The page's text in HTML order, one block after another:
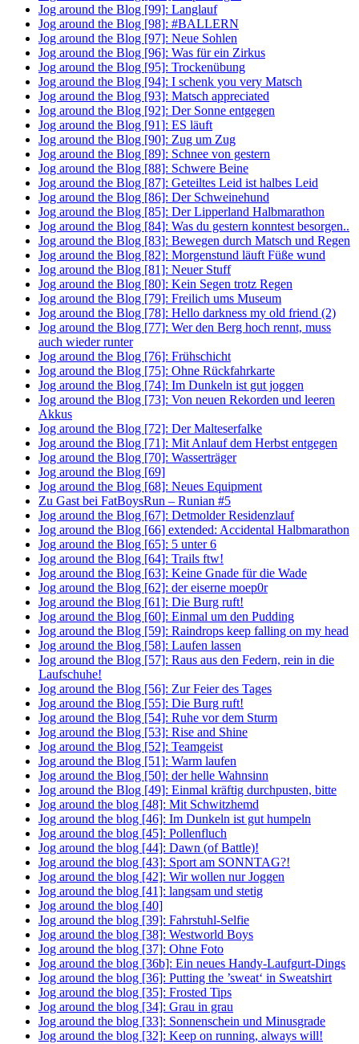
Jog around the Blog [99]: Langlauf
Jog around the Blog [98]: #BALLERN
Jog around the Blog [97]: Neue Sohlen
Jog around the Blog [96]: Was für ein Zirkus
Jog around the Blog [95]: Trockenübung
Jog around the Blog [94]: I schenk you very Matsch
Jog around the Blog [93]: Matsch appreciated
Jog around the Blog [92]: Der Sonne entgegen
Jog around the Blog [91]: ES läuft
Jog around the Blog [90]: Zug um Zug
Jog around the Blog [89]: Schnee von gestern
Jog around the Blog [88]: Schwere Beine
Jog around the Blog [87]: Geteiltes Leid ist halbes Leid
Jog around the Blog [86]: Der Schweinehund
Jog around the Blog [85]: Der Lipperland Halbmarathon
Jog around the Blog [84]: Was du gestern konntest besorgen..
Jog around the Blog [83]: Bewegen durch Matsch und Regen
Jog around the Blog [82]: Morgenstund läuft Füße wund
Jog around the Blog [81]: Neuer Stuff
Jog around the Blog [80]: Kein Segen trotz Regen
Jog around the Blog [79]: Freilich ums Museum
Jog around the Blog [78]: Hello darkness my old friend (2)
Jog around the Blog [77]: Wer den Berg hoch rennt, muss
auch wieder runter
Jog around the Blog [76]: Frühschicht
Jog around the Blog [75]: Ohne Rückfahrkarte
Jog around the Blog [74]: Im Dunkeln ist gut joggen
Jog around the Blog [73]: Von neuen Rekorden und leeren
Akkus
Jog around the Blog [72]: Der Malteserfalke
Jog around the Blog [71]: Mit Anlauf dem Herbst entgegen
Jog around the Blog [70]: Wasserträger
Jog around the Blog [69]
Jog around the Blog [68]: Neues Equipment
Zu Gast bei FatBoysRun – Runian #5
Jog around the Blog [67]: Detmolder Residenzlauf
Jog around the Blog [66] extended: Accidental Halbmarathon
Jog around the Blog [65]: 5 unter 6
Jog around the Blog [64]: Trails ftw!
Jog around the Blog [63]: Keine Gnade für die Wade
Jog around the Blog [62]: der eiserne moep0r
Jog around the Blog [61]: Die Burg ruft!
Jog around the Blog [60]: Einmal um den Pudding
Jog around the Blog [59]: Raindrops keep falling on my head
Jog around the Blog [58]: Laufen lassen
Jog around the Blog [57]: Raus aus den Federn, rein in die
Laufschuhe!
Jog around the Blog [56]: Zur Feier des Tages
Jog around the Blog [55]: Die Burg ruft!
Jog around the Blog [54]: Ruhe vor dem Sturm
Jog around the Blog [53]: Rise and Shine
Jog around the Blog [52]: Teamgeist
Jog around the Blog [51]: Warm laufen
Jog around the Blog [50]: der helle Wahnsinn
Jog around the Blog [49]: Einmal kräftig durchpusten, bitte
Jog around the blog [48]: Mit Schwitzhemd
Jog around the blog [46]: Im Dunkeln ist gut humpeln
Jog around the blog [45]: Pollenfluch
Jog around the blog [44]: Dawn (of Battle)!
Jog around the blog [43]: Sport am SONNTAG?!
Jog around the blog [42]: Wir wollen nur Joggen
Jog around the blog [41]: langsam und stetig
Jog around the blog [40]
Jog around the blog [39]: Fahrstuhl-Selfie
Jog around the blog [38]: Westworld Boys
Jog around the blog [37]: Ohne Foto
Jog around the blog [36b]: Ein neues Handy-Laufgurt-Dings
Jog around the blog [36]: Putting the ’sweat‘ in Sweatshirt
Jog around the blog [35]: Frosted Tips
Jog around the blog [34]: Grau in grau
Jog around the blog [33]: Sonnenschein und Minusgrade
Jog around the blog [32]: Keep on running, always will!